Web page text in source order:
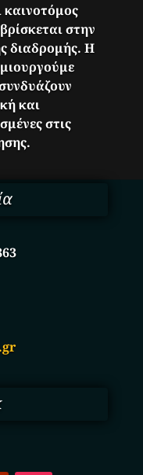
καινοτόμος
στην
διαδρομής. Η
και
στις